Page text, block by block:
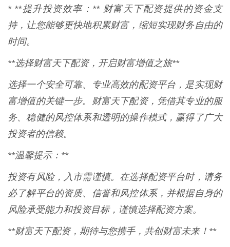
* **提升投资效率：** 财富天下配资提供的资金支
持，让您能够更快地积累财富，缩短实现财务自由的
时间。
**选择财富天下配资，开启财富增值之旅**
选择一个安全可靠、专业高效的配资平台，是实现财
富增值的关键一步。财富天下配资，凭借其专业的服
务、稳健的风控体系和透明的操作模式，赢得了广大
投资者的信赖。
**温馨提示：**
投资有风险，入市需谨慎。在选择配资平台时，请务
必了解平台的资质、信誉和风控体系，并根据自身的
风险承受能力和投资目标，谨慎选择配资方案。
**财富天下配资，期待与您携手，共创财富未来！**